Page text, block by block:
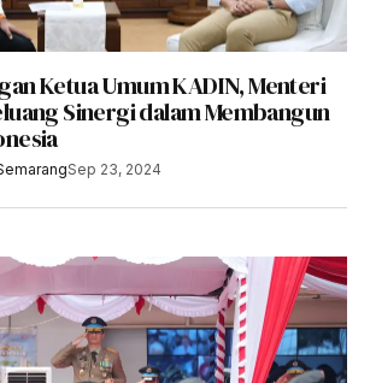
Ketua Umum KADIN, Menteri
Sinergi dalam Membangun
Sep 23, 2024